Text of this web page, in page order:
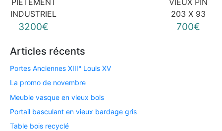
INDUSTRIEL
3200€
203 X 93
700€
Articles récents
Portes Anciennes XIII° Louis XV
La promo de novembre
Meuble vasque en vieux bois
Portail basculant en vieux bardage gris
Table bois recyclé